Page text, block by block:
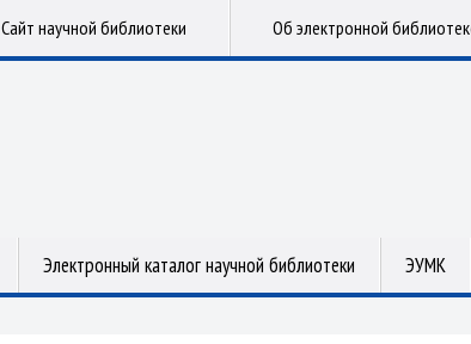
Сайт научной библиотеки Об электронной
Электронный каталог научной библиотеки ЭУМК